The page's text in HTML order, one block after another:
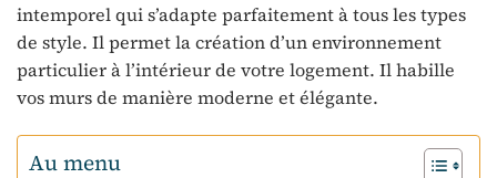
intemporel qui s’adapte parfaitement à tous les types
de style. Il permet la création d’un environnement
particulier à l’intérieur de votre logement. Il habille
vos murs de manière moderne et élégante.
Au menu